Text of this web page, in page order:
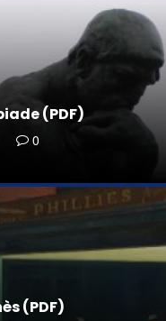
(PDF)
0
(PDF)